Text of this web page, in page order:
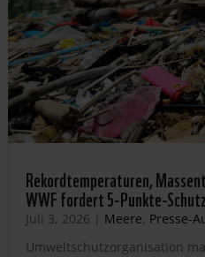
Rekordtemperaturen,
WWF fordert 5-Punkte-
Juli 3, 2026 | Meere, Presse-
Umweltschutzorganisation